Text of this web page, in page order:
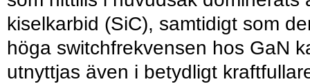
kiselkarbid (SiC), samtidigt som
höga switchfrekvensen hos GaN
utnyttjas även i betydligt